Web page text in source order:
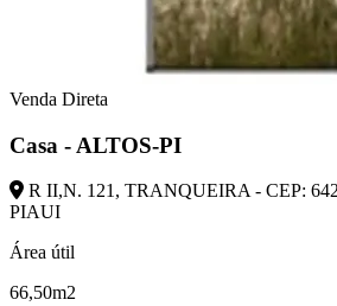
Venda Direta
Casa - ALTOS-PI
R II,N. 121, TRANQUEIRA - CEP:
PIAUI
Área útil
66,50m2